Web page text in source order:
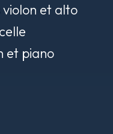
violon et alto
et piano